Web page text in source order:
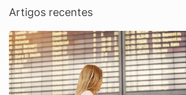
Artigos recentes